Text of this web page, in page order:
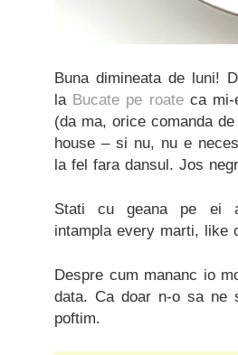
Buna dimineata de luni!
la Bucate pe roateca mi-
(da ma, orice comanda
house – si nu, nu e
la fel fara dansul. Jos
Stati cu geana pe ei
intampla every marti, like
Despre cum mananc io
data. Ca doar n-o sa ne
poftim.